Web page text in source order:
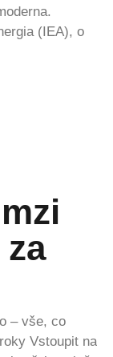
(IEA), o
– vše, co
Vstoupit na